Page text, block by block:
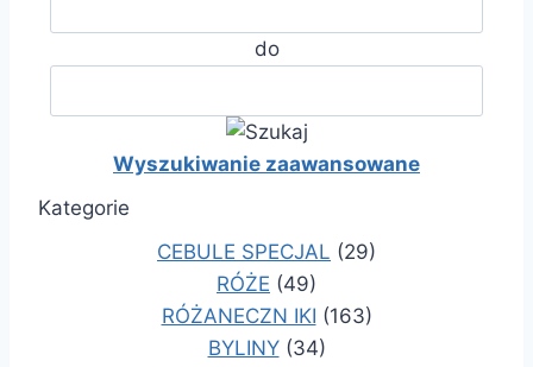
do
Wyszukiwanie zaawansowane
Kategorie
CEBULE SPECJAL (29)
RÓŻE (49)
RÓŻANECZN IKI (163)
BYLINY(34)